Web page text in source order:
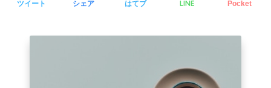
ツイート シェア はてブ LINE Pocket